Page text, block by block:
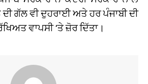
ਗੱਲ ਵੀ ਦੁਹਰਾਈ ਅਤੇ ਹਰ ਪੰਜਾਬੀ ਦੀ
ਵਾਪਸੀ ‘ਤੇ ਜ਼ੋਰ ਦਿੱਤਾ।